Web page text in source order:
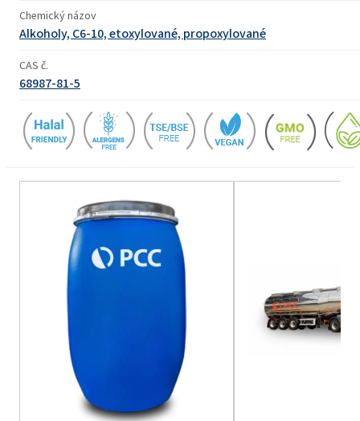
Chemický názov
Alkoholy, C6-10, etoxylované, propoxylované
CAS č.
68987-81-5